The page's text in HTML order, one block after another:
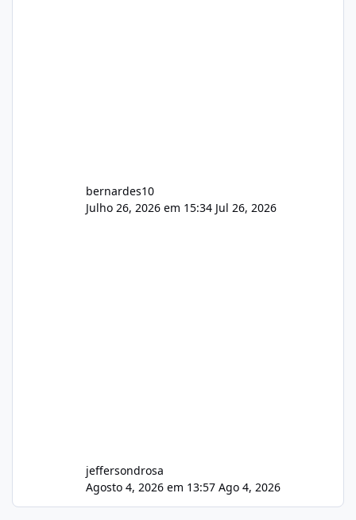
bernardes10
Julho 26, 2026 em 15:34 Jul 26, 2026
jeffersondrosa
Agosto 4, 2026 em 13:57 Ago 4, 2026